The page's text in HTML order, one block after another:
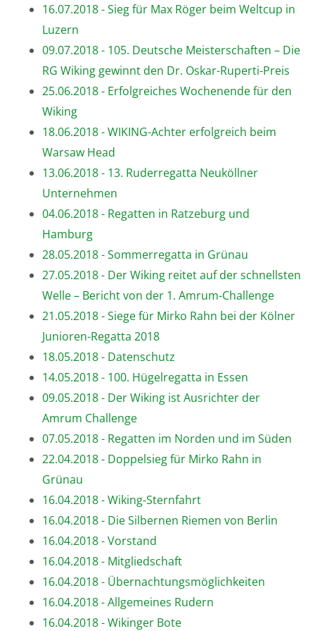
16.07.2018 - Sieg für Max Röger beim Weltcup in
Luzern
09.07.2018 - 105. Deutsche Meisterschaften – Die
RG Wiking gewinnt den Dr. Oskar-Ruperti-Preis
25.06.2018 - Erfolgreiches Wochenende für den
Wiking
18.06.2018 - WIKING-Achter erfolgreich beim
Warsaw Head
13.06.2018 - 13. Ruderregatta Neuköllner
Unternehmen
04.06.2018 - Regatten in Ratzeburg und
Hamburg
28.05.2018 - Sommerregatta in Grünau
27.05.2018 - Der Wiking reitet auf der schnellsten
Welle – Bericht von der 1. Amrum-Challenge
21.05.2018 - Siege für Mirko Rahn bei der Kölner
Junioren-Regatta 2018
18.05.2018 - Datenschutz
14.05.2018 - 100. Hügelregatta in Essen
09.05.2018 - Der Wiking ist Ausrichter der
Amrum Challenge
07.05.2018 - Regatten im Norden und im Süden
22.04.2018 - Doppelsieg für Mirko Rahn in
Grünau
16.04.2018 - Wiking-Sternfahrt
16.04.2018 - Die Silbernen Riemen von Berlin
16.04.2018 - Vorstand
16.04.2018 - Mitgliedschaft
16.04.2018 - Übernachtungsmöglichkeiten
16.04.2018 - Allgemeines Rudern
16.04.2018 - Wikinger Bote